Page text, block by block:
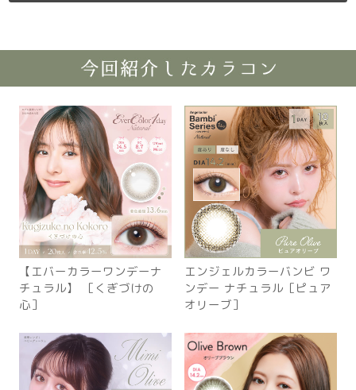
【エバーカラーワンデーナ
チュラル】 ［くぎづけの
心］
エンジェルカラーバンビ ワ
ンデー ナチュラル［ピュア
オリーブ］